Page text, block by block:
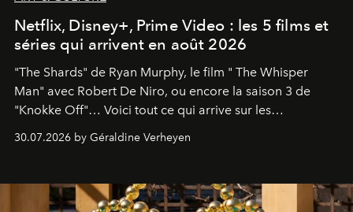
Netflix, Disney+, Prime Video : les 5 films et
séries qui arrivent en août 2026
"The Shards" de Ryan Murphy, le film " The Whisper
Man" avec Robert De Niro, ou encore la saison 3 de
"Knokke Off"… Voici tout ce qui arrive sur les
plateformes de streaming en août 2026.
30.07.2026 by Géraldine Verheyen